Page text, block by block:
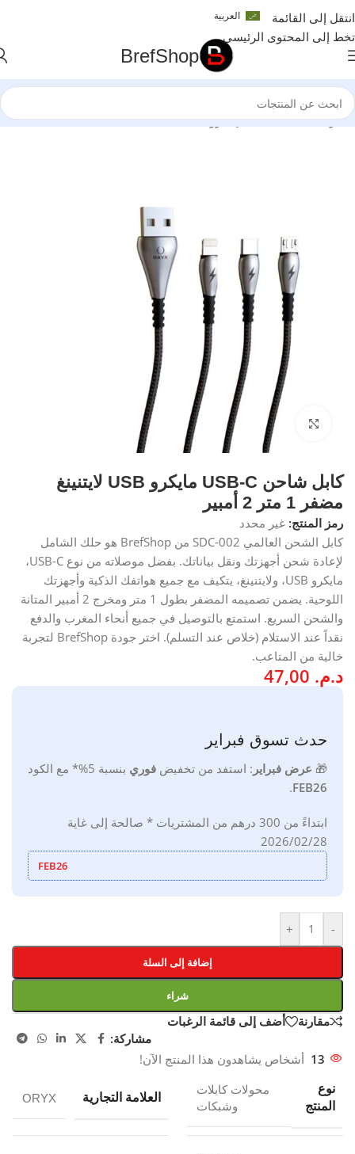
انتقل إلى القائمة
تخط إلى المحتوى الرئيسي
العربية
BrefShop
الرئيسية/الملحقات الإلكترونية
انقر للتكبير
كابل شاحن USB-C مايكرو USB لايتنينغ
مضفر 1 متر 2 أمبير
رمز المنتج: غير محدد
كابل الشحن العالمي SDC-002 من BrefShop هو حلك الشامل
لإعادة شحن أجهزتك ونقل بياناتك. بفضل موصلاته من نوع USB-C،
مايكرو USB، ولايتنينغ، يتكيف مع جميع هواتفك الذكية وأجهزتك
اللوحية. يضمن تصميمه المضفر بطول 1 متر ومخرج 2 أمبير المتانة
والشحن السريع. استمتع بالتوصيل في جميع أنحاء المغرب والدفع
نقداً عند الاستلام (خلاص عند التسلم). اختر جودة BrefShop لتجربة
خالية من المتاعب.
د.م.
حدث تسوق فبراير
🎁 عرض فبراير : استفد من تخفيض فوري بنسبة 5%* مع الكود
FEB26
.
ابتداءً من 300 درهم من المشتريات * صالحة إلى غاية
2026/02/28
FEB26
-
+
إضافة إلى السلة
شراء
مقارنة
أضف إلى قائمة الرغبات
مشاركة:
13 أشخاص يشاهدون هذا المنتج الآن!
نوع
المنتج
محولات كابلات
وشبكات
العلامة التجارية ORYX